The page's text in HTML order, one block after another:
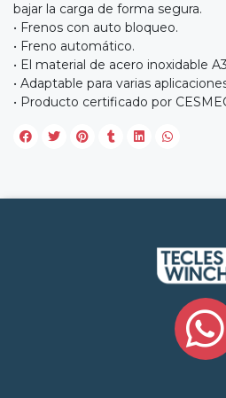
bajar la carga de forma segura.
• Frenos con auto bloqueo.
• Freno automático.
• El material de acero inoxidable
• Adaptable para varias
• Producto certificado por